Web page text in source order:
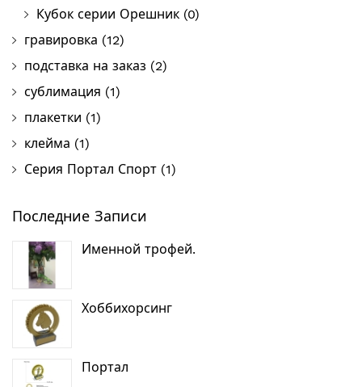
Кубок серии Орешник (0)
гравировка (12)
подставка на заказ (2)
сублимация (1)
плакетки (1)
клейма (1)
Серия Портал Спорт (1)
Последние Записи
Именной трофей.
Хоббихорсинг
Портал